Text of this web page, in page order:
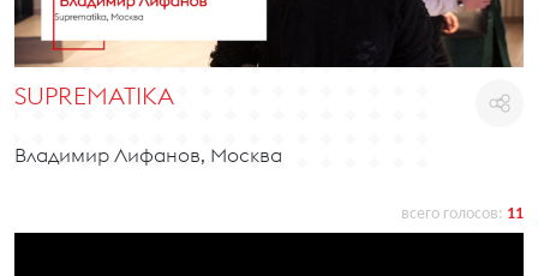
SUPREMATIKA
Владимир Лифанов, Москва
всего голосов: 11